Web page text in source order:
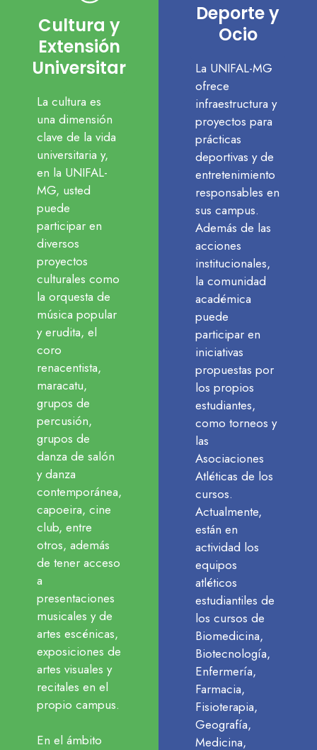
Cultura y
Extensión
Universitaria
La cultura es
una dimensión
clave de la vida
universitaria y,
en la UNIFAL-
MG, usted
puede
participar en
diversos
proyectos
culturales como
la orquesta de
música popular
y erudita, el
coro
renacentista,
maracatu,
grupos de
percusión,
grupos de
danza de salón
y danza
contemporánea,
capoeira, cine
club, entre
otros, además
de tener acceso
a
presentaciones
musicales y de
artes escénicas,
exposiciones de
artes visuales y
recitales en el
propio campus.
En el ámbito
Deporte y
Ocio
La UNIFAL-MG
ofrece
infraestructura y
proyectos para
prácticas
deportivas y de
entretenimiento
responsables en
sus campus.
Además de las
acciones
institucionales,
la comunidad
académica
puede
participar en
iniciativas
propuestas por
los propios
estudiantes,
como torneos y
las
Asociaciones
Atléticas de los
cursos.
Actualmente,
están en
actividad los
equipos
atléticos
estudiantiles de
los cursos de
Biomedicina,
Biotecnología,
Enfermería,
Farmacia,
Fisioterapia,
Geografía,
Medicina,